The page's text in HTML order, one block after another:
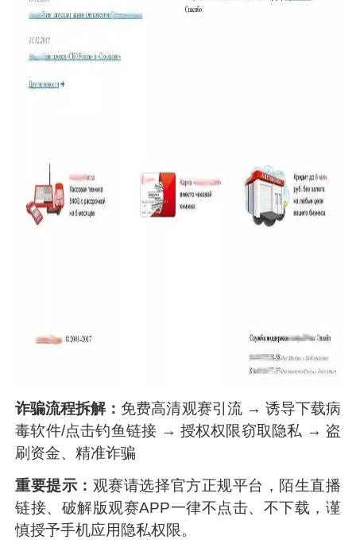
诈骗流程拆解： 免费高清观赛引流 → 诱导下载病
毒软件/点击钓鱼链接 → 授权权限窃取隐私 → 盗
刷资金、精准诈骗
重要提示： 观赛请选择官方正规平台，陌生直播
链接、破解版观赛APP一律不点击、不下载，谨
慎授予手机应用隐私权限。